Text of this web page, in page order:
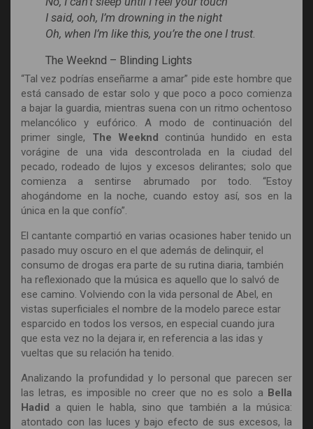
I said, ooh, I’m drowning in the night
Oh, when I’m like this, you’re the one I trust.
The Weeknd – Blinding Lights
“Tal vez podrías enseñarme a amar” pide este hombre que
está cansado de estar solo y que poco a poco comienza
a bajar la guardia, mientras suena con un ritmo ochentoso
melancólico y eufórico. A modo de continuación del
primer single, The Weeknd continúa hundido en esta
vorágine de una vida descontrolada en la ciudad del
pecado, rodeado de lujos y excesos delirantes; solo que
comienza a sentirse abrumado por todo. “Estoy
ahogándome en la noche, cuando estoy así, sos en la
única en la que confío”.
El cantante compartió en varias ocasiones haber tenido un
pasado muy oscuro en el que además de delinquir, el
consumo de drogas era parte de su rutina diaria, también
ha reflexionado que la música es aquello que lo salvó de
ese camino. Volviendo con la vida personal de Abel, en
vistas superficiales el nombre de la modelo parece estar
esparcido en todos los versos, en especial cuando jura
que esta vez no la dejara ir, en referencia a las idas y
vueltas que su relación ha tenido.
Analizando la profundidad y lo personal que parecen ser
las letras, es imposible no creer que no es solo a Bella
Hadid a quien le habla, sino que también a la música:
atontado con las luces y bajo efecto de sus excesos, la